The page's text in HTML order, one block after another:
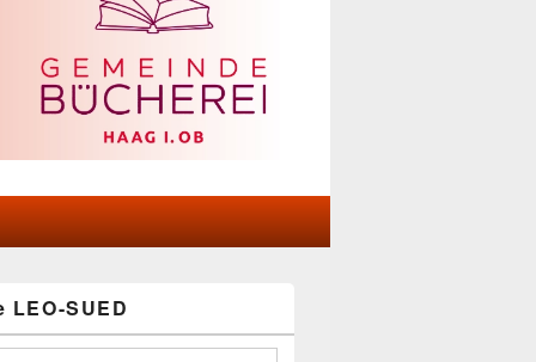
LEO-SUED